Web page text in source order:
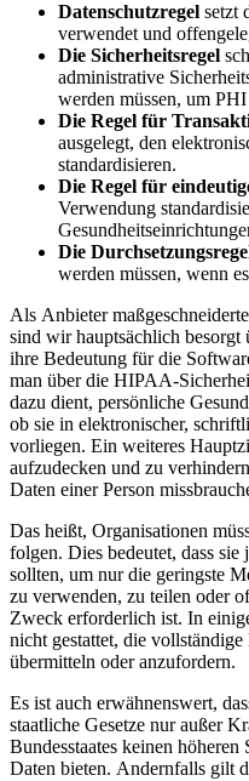
Datenschutzregel setzt
verwendet und
Die Sicherheitsregel
administrative
werden müssen, um
Die Regel für
ausgelegt, den
standardisieren.
Die Regel für
Verwendung
Die
werden müssen, wenn
Als Anbieter
sind wir hauptsächlich
ihre Bedeutung für die
man über die HIPAA-
dazu dient, persönliche
ob sie in elektronischer,
vorliegen. Ein weiteres
aufzudecken und zu
Daten einer Person
Das heißt, Organisationen
folgen. Dies bedeutet, dass
sollten, um nur die geringste
zu verwenden, zu teilen oder
Zweck erforderlich ist. In
nicht gestattet, die
übermitteln oder anzufordern.
Es ist auch erwähnenswert,
staatliche Gesetze nur außer
Bundesstaates keinen
Daten bieten. Andernfalls gilt